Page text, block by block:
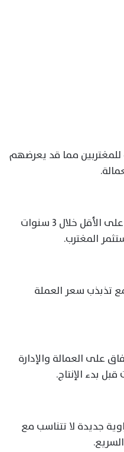
للمغتربين مما قد يعرضهم
– تشترط المبادرة استصلاح 60% على الأقل خلال 3 سنوات
المغترب.
تذبذب سعر العملة
على العمالة والإدارة
قبل بدء الإنتاج.
جديدة لا تتناسب مع